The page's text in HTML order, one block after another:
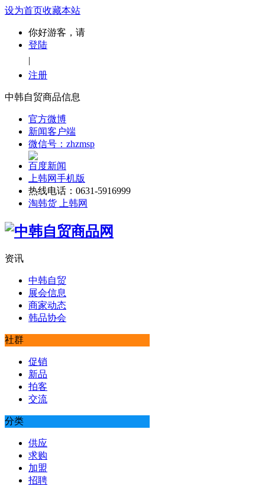
设为首页收藏本站
你好游客，请
登陆
|
注册
中韩自贸商品信息
官方微博
新闻客户端
微信号：zhzmsp
百度新闻
上韩网手机版
热线电话：0631-5916999
淘韩货 上韩网
资讯
中韩自贸
展会信息
商家动态
韩品协会
社群
促销
新品
拍客
交流
分类
供应
求购
加盟
招聘